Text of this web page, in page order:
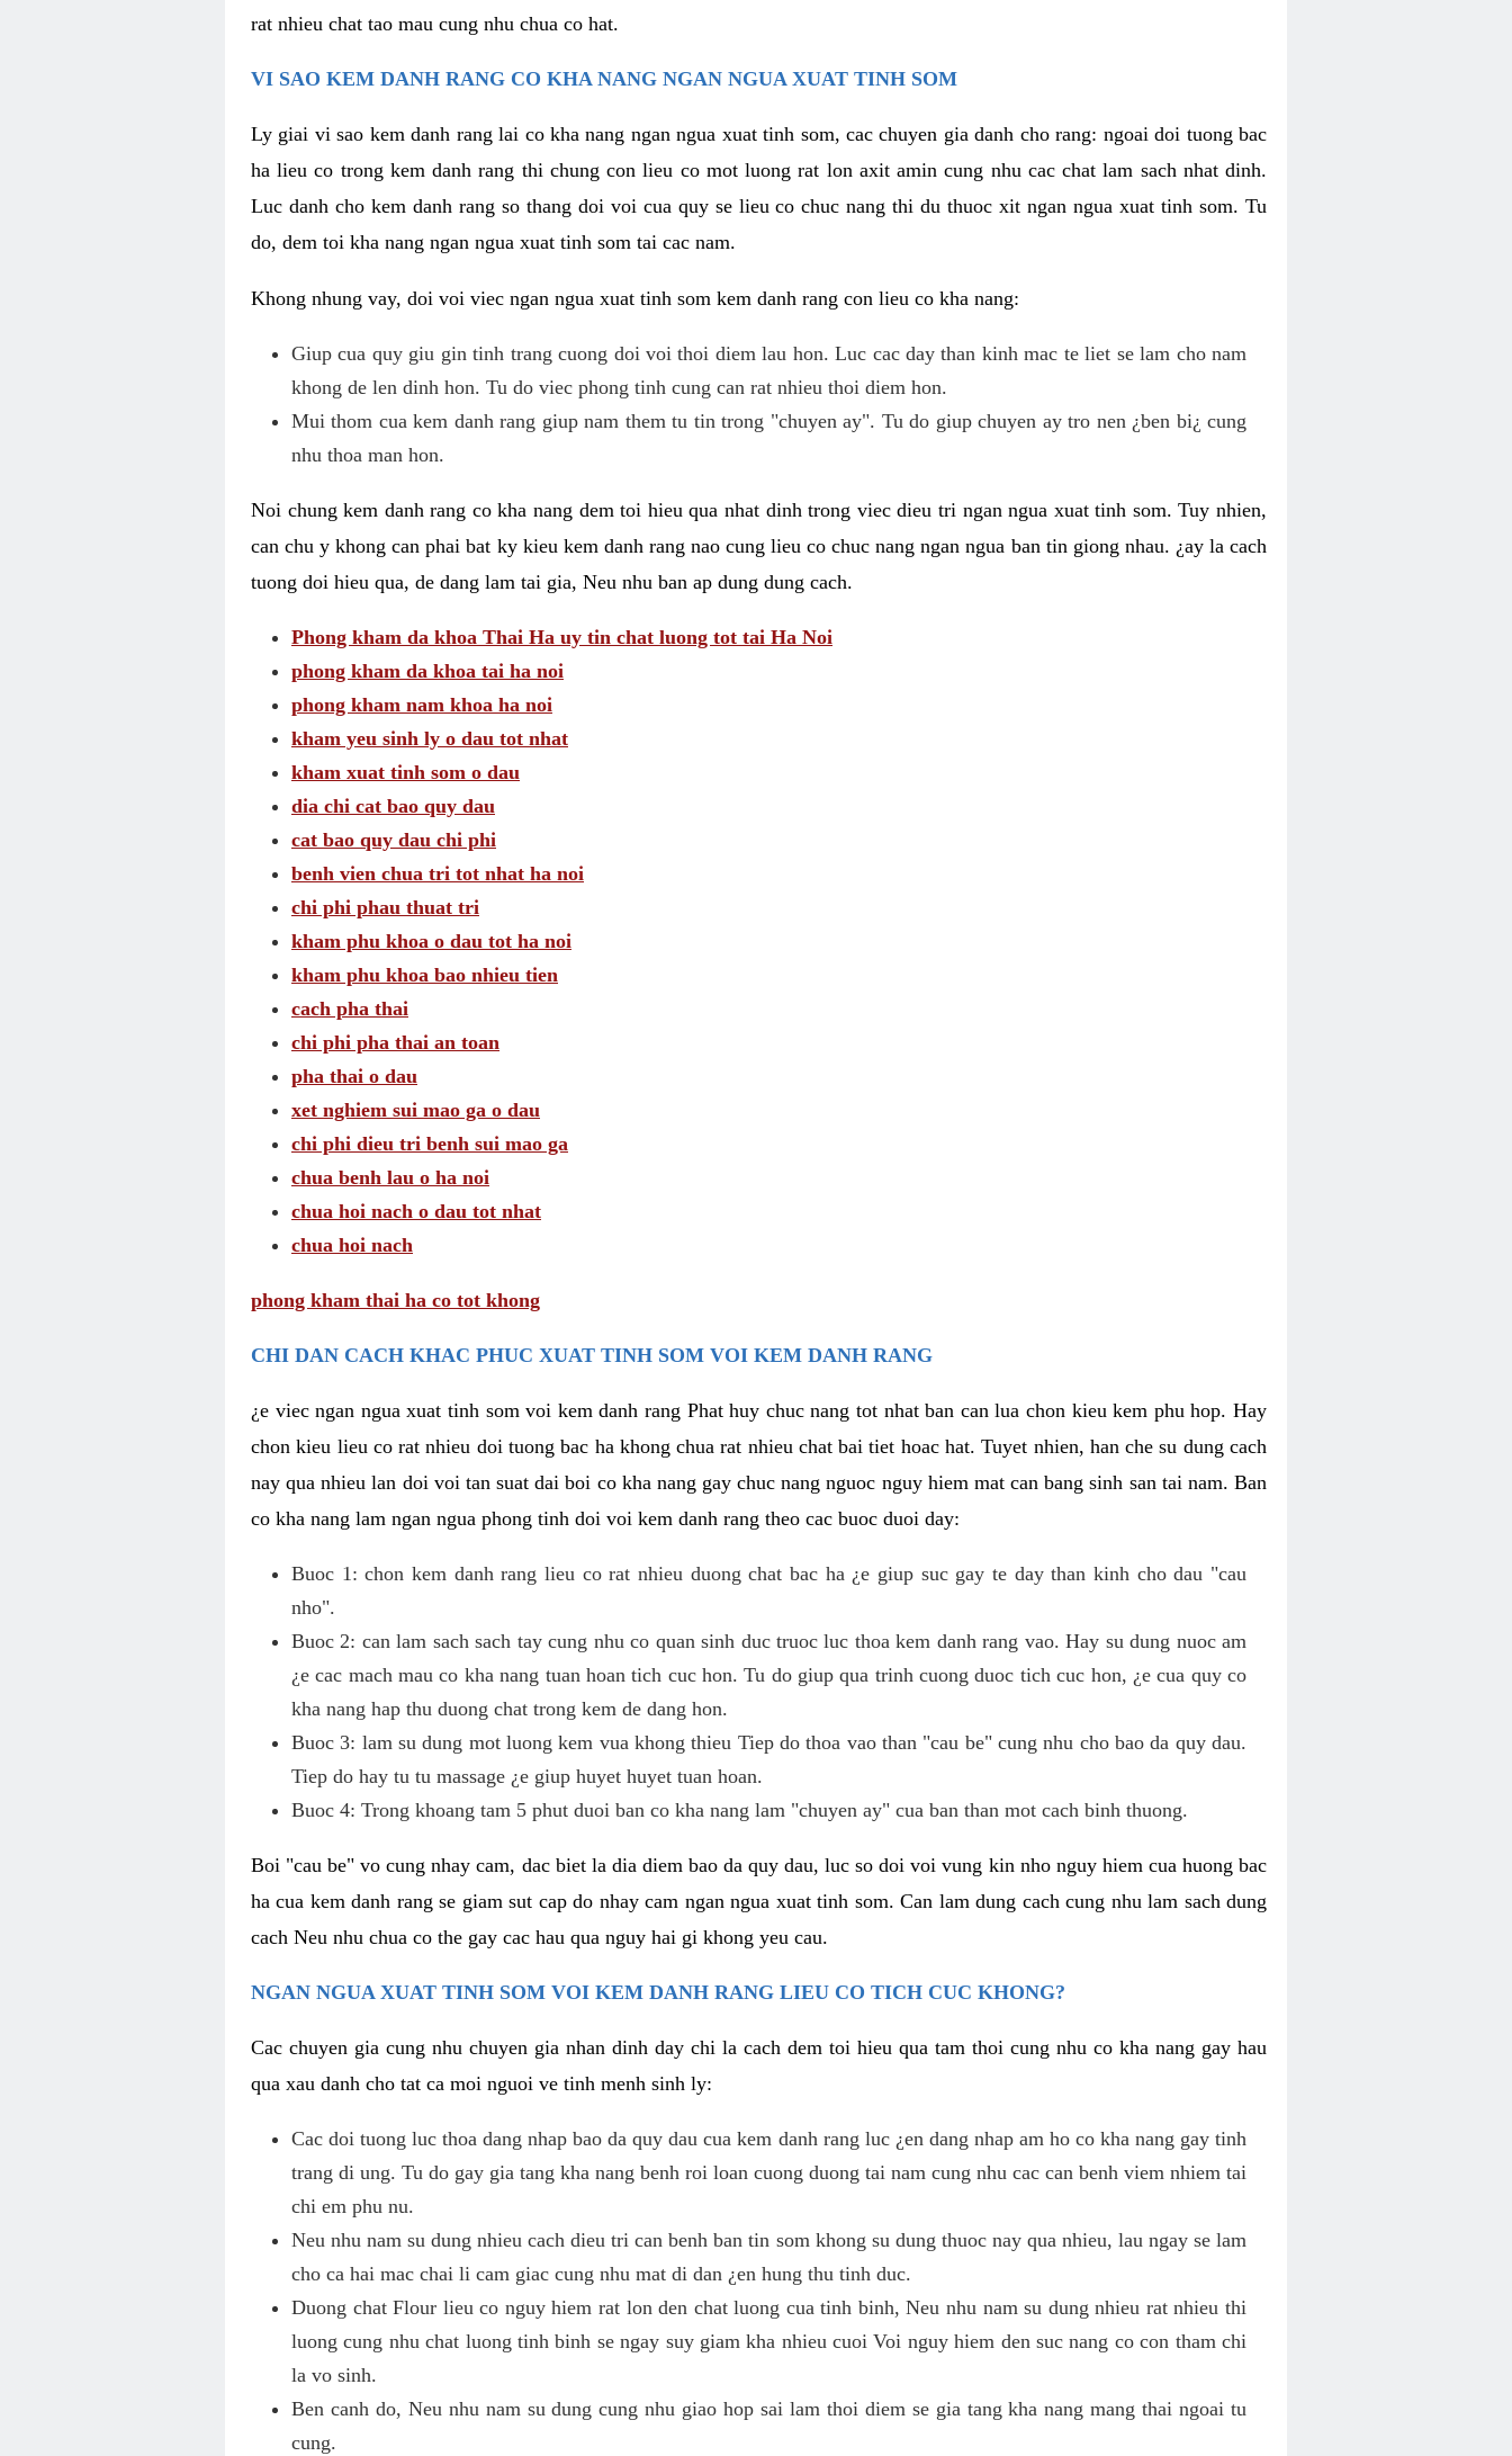
rat nhieu chat tao mau cung nhu chua co hat.
VI SAO KEM DANH RANG CO KHA NANG NGAN NGUA XUAT TINH SOM
Ly giai vi sao kem danh rang lai co kha nang ngan ngua xuat tinh som, cac chuyen gia danh cho rang: ngoai doi tuong bac
ha lieu co trong kem danh rang thi chung con lieu co mot luong rat lon axit amin cung nhu cac chat lam sach nhat dinh.
Luc danh cho kem danh rang so thang doi voi cua quy se lieu co chuc nang thi du thuoc xit ngan ngua xuat tinh som. Tu
do, dem toi kha nang ngan ngua xuat tinh som tai cac nam.
Khong nhung vay, doi voi viec ngan ngua xuat tinh som kem danh rang con lieu co kha nang:
Giup cua quy giu gin tinh trang cuong doi voi thoi diem lau hon. Luc cac day than kinh mac te liet se lam cho nam
khong de len dinh hon. Tu do viec phong tinh cung can rat nhieu thoi diem hon.
Mui thom cua kem danh rang giup nam them tu tin trong "chuyen ay". Tu do giup chuyen ay tro nen ¿ben bi¿ cung
nhu thoa man hon.
Noi chung kem danh rang co kha nang dem toi hieu qua nhat dinh trong viec dieu tri ngan ngua xuat tinh som. Tuy nhien,
can chu y khong can phai bat ky kieu kem danh rang nao cung lieu co chuc nang ngan ngua ban tin giong nhau. ¿ay la cach
tuong doi hieu qua, de dang lam tai gia, Neu nhu ban ap dung dung cach.
Phong kham da khoa Thai Ha uy tin chat luong tot tai Ha Noi
phong kham da khoa tai ha noi
phong kham nam khoa ha noi
kham yeu sinh ly o dau tot nhat
kham xuat tinh som o dau
dia chi cat bao quy dau
cat bao quy dau chi phi
benh vien chua tri tot nhat ha noi
chi phi phau thuat tri
kham phu khoa o dau tot ha noi
kham phu khoa bao nhieu tien
cach pha thai
chi phi pha thai an toan
pha thai o dau
xet nghiem sui mao ga o dau
chi phi dieu tri benh sui mao ga
chua benh lau o ha noi
chua hoi nach o dau tot nhat
chua hoi nach
phong kham thai ha co tot khong
CHI DAN CACH KHAC PHUC XUAT TINH SOM VOI KEM DANH RANG
¿e viec ngan ngua xuat tinh som voi kem danh rang Phat huy chuc nang tot nhat ban can lua chon kieu kem phu hop. Hay
chon kieu lieu co rat nhieu doi tuong bac ha khong chua rat nhieu chat bai tiet hoac hat. Tuyet nhien, han che su dung cach
nay qua nhieu lan doi voi tan suat dai boi co kha nang gay chuc nang nguoc nguy hiem mat can bang sinh san tai nam. Ban
co kha nang lam ngan ngua phong tinh doi voi kem danh rang theo cac buoc duoi day:
Buoc 1: chon kem danh rang lieu co rat nhieu duong chat bac ha ¿e giup suc gay te day than kinh cho dau "cau
nho".
Buoc 2: can lam sach sach tay cung nhu co quan sinh duc truoc luc thoa kem danh rang vao. Hay su dung nuoc am
¿e cac mach mau co kha nang tuan hoan tich cuc hon. Tu do giup qua trinh cuong duoc tich cuc hon, ¿e cua quy co
kha nang hap thu duong chat trong kem de dang hon.
Buoc 3: lam su dung mot luong kem vua khong thieu Tiep do thoa vao than "cau be" cung nhu cho bao da quy dau.
Tiep do hay tu tu massage ¿e giup huyet huyet tuan hoan.
Buoc 4: Trong khoang tam 5 phut duoi ban co kha nang lam "chuyen ay" cua ban than mot cach binh thuong.
Boi "cau be" vo cung nhay cam, dac biet la dia diem bao da quy dau, luc so doi voi vung kin nho nguy hiem cua huong bac
ha cua kem danh rang se giam sut cap do nhay cam ngan ngua xuat tinh som. Can lam dung cach cung nhu lam sach dung
cach Neu nhu chua co the gay cac hau qua nguy hai gi khong yeu cau.
NGAN NGUA XUAT TINH SOM VOI KEM DANH RANG LIEU CO TICH CUC KHONG?
Cac chuyen gia cung nhu chuyen gia nhan dinh day chi la cach dem toi hieu qua tam thoi cung nhu co kha nang gay hau
qua xau danh cho tat ca moi nguoi ve tinh menh sinh ly:
Cac doi tuong luc thoa dang nhap bao da quy dau cua kem danh rang luc ¿en dang nhap am ho co kha nang gay tinh
trang di ung. Tu do gay gia tang kha nang benh roi loan cuong duong tai nam cung nhu cac can benh viem nhiem tai
chi em phu nu.
Neu nhu nam su dung nhieu cach dieu tri can benh ban tin som khong su dung thuoc nay qua nhieu, lau ngay se lam
cho ca hai mac chai li cam giac cung nhu mat di dan ¿en hung thu tinh duc.
Duong chat Flour lieu co nguy hiem rat lon den chat luong cua tinh binh, Neu nhu nam su dung nhieu rat nhieu thi
luong cung nhu chat luong tinh binh se ngay suy giam kha nhieu cuoi Voi nguy hiem den suc nang co con tham chi
la vo sinh.
Ben canh do, Neu nhu nam su dung cung nhu giao hop sai lam thoi diem se gia tang kha nang mang thai ngoai tu
cung.